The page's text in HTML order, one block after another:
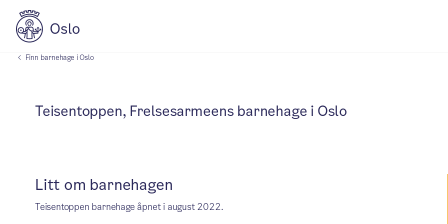
Finn barnehage i Oslo
Teisentoppen, Frelsesarmeens barnehage i Oslo
Litt om barnehagen
Teisentoppen barnehage åpnet i august 2022.